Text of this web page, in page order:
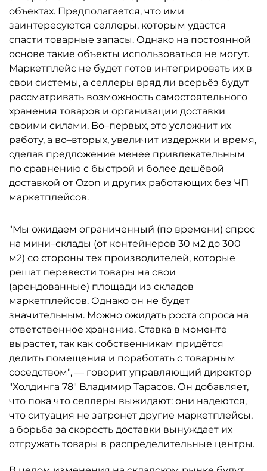
объектах. Предполагается, что ими
заинтересуются селлеры, которым удастся
спасти товарные запасы. Однако на постоянной
основе такие объекты использоваться не могут.
Маркетплейс не будет готов интегрировать их в
свои системы, а селлеры вряд ли всерьёз будут
рассматривать возможность самостоятельного
хранения товаров и организации доставки
своими силами. Во–первых, это усложнит их
работу, а во–вторых, увеличит издержки и время,
сделав предложение менее привлекательным
по сравнению с быстрой и более дешёвой
доставкой от Ozon и других работающих без ЧП
маркетплейсов.
"Мы ожидаем ограниченный (по времени) спрос
на мини–склады (от контейнеров 30 м2 до 300
м2) со стороны тех производителей, которые
решат перевести товары на свои
(арендованные) площади из складов
маркетплейсов. Однако он не будет
значительным. Можно ожидать роста спроса на
ответственное хранение. Ставка в моменте
вырастет, так как собственникам придётся
делить помещения и поработать с товарным
соседством", — говорит управляющий директор
"Холдинга 78" Владимир Тарасов. Он добавляет,
что пока что селлеры выжидают: они надеются,
что ситуация не затронет другие маркетплейсы,
а борьба за скорость доставки вынуждает их
отгружать товары в распределительные центры.